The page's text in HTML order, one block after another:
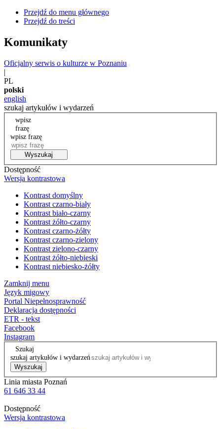
Przejdź do menu głównego
Przejdź do treści
Komunikaty
Oficjalny serwis o kulturze w Poznaniu
|
PL
polski
english
szukaj artykułów i wydarzeń
wpisz
frazę
wpisz frazę
Wyszukaj
Dostępność
Wersja kontrastowa
Kontrast domyślny
Kontrast czarno-biały
Kontrast biało-czarny
Kontrast żółto-czarny
Kontrast czarno-żółty
Kontrast czarno-zielony
Kontrast zielono-czarny
Kontrast żółto-niebieski
Kontrast niebiesko-żółty
Zamknij menu
Język migowy
Portal Niepełnosprawność
Deklaracja dostępności
ETR - tekst
Facebook
Instagram
Szukaj
szukaj artykułów i wydarzeń
Wyszukaj
Linia miasta Poznań
61 646 33 44
Dostępność
Wersja kontrastowa